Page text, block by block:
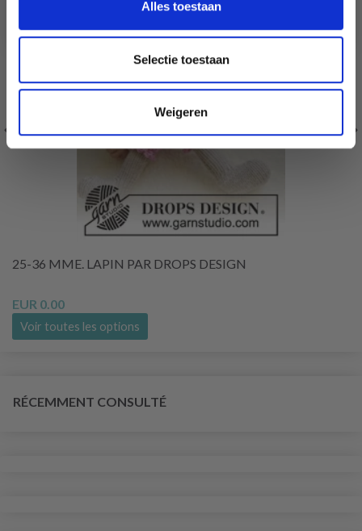
Alles toestaan
Selectie toestaan
Weigeren
25-36 MME. LAPIN PAR DROPS DESIGN
EUR 0.00
Voir toutes les options
RÉCEMMENT CONSULTÉ